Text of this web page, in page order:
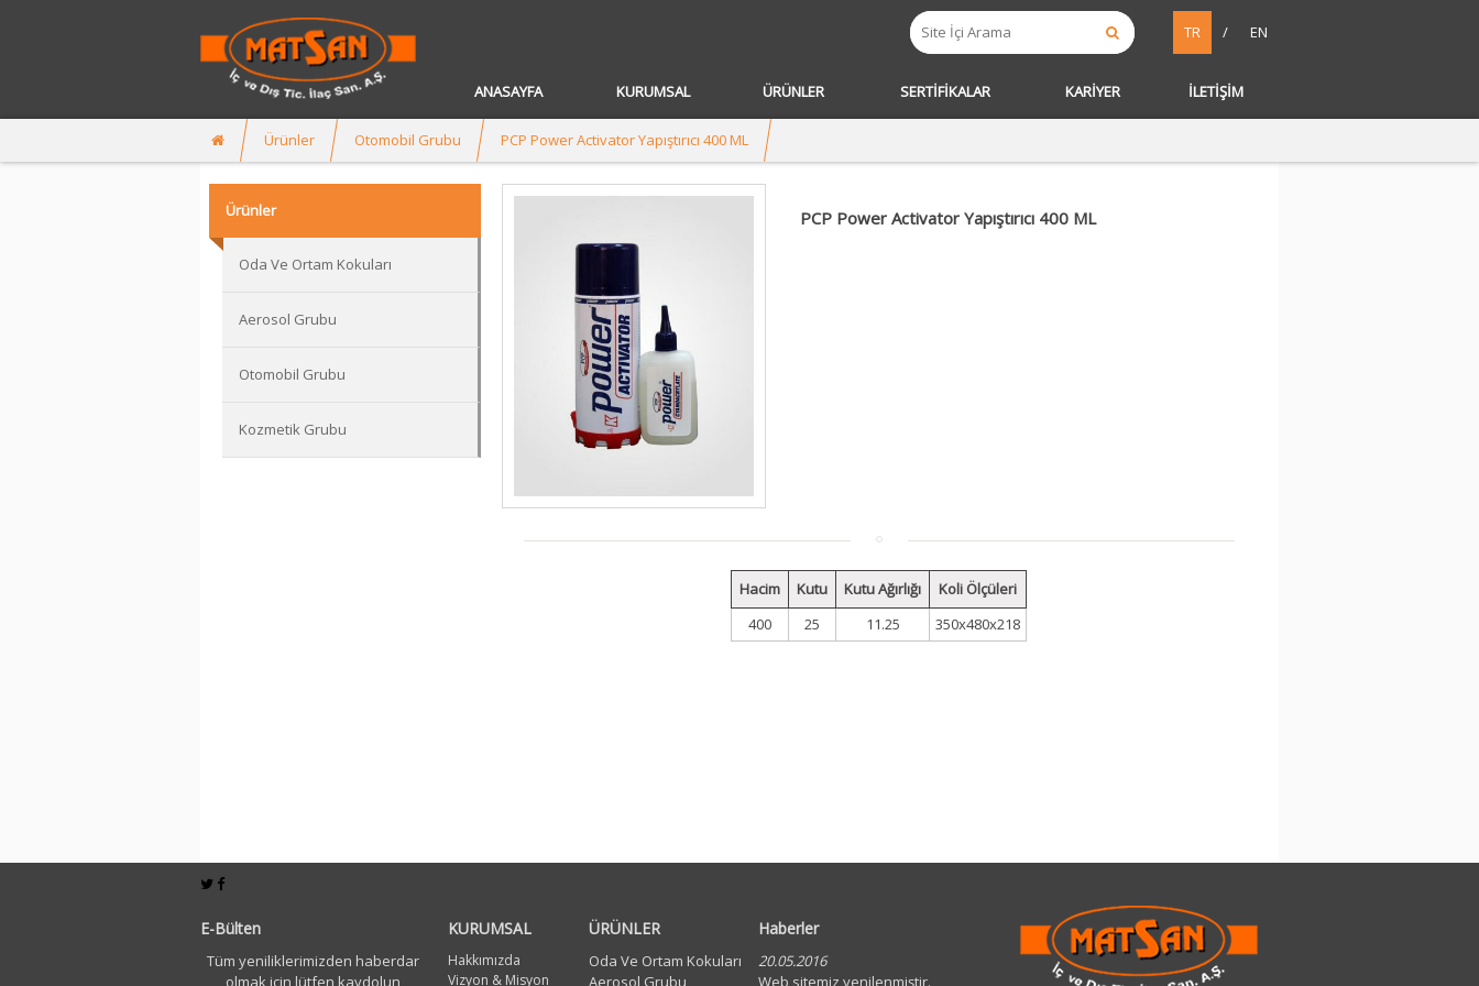
EN
/
TR
ANASAYFA KURUMSAL ÜRÜNLER SERTİFİKALAR KARİYER İLETİŞİM
Ürünler Otomobil Grubu PCP Power Activator Yapıştırıcı 400 ML
Ürünler
Oda Ve Ortam Kokuları
Aerosol Grubu
Otomobil Grubu
Kozmetik Grubu
PCP Power Activator Yapıştırıcı 400 ML
Hacim Kutu Kutu Ağırlığı
Koli Ölçüleri
400
25 11.25 350x480x218
E-Bülten
Tüm yeniliklerimizden haberdar
olmak için lütfen kaydolun
KURUMSAL
Hakkımızda
Vizyon & Misyon
ÜRÜNLER
Oda Ve Ortam Kokuları
Aerosol Grubu
Haberler
20.05.2016
Web sitemiz yenilenmiştir.